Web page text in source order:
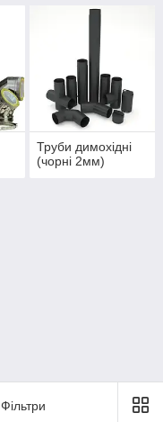
Труби димохідні
(чорні 2мм)
Фільтри